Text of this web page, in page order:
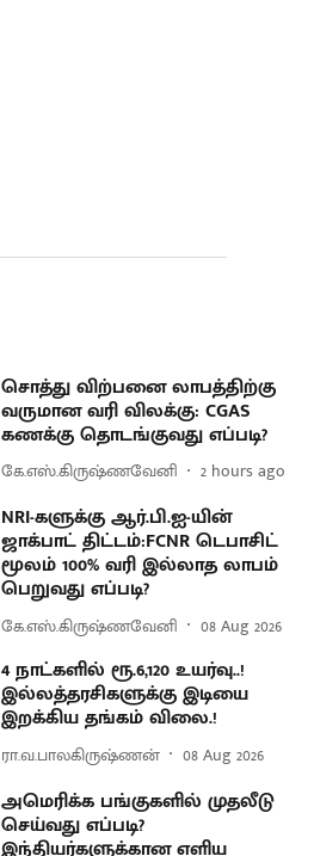
சொத்து விற்பனை லாபத்திற்கு
வருமான வரி விலக்கு: CGAS
கணக்கு தொடங்குவது எப்படி?
கே.எஸ்.கிருஷ்ணவேனி 2 hours ago
NRI-களுக்கு ஆர்.பி.ஐ-யின்
ஜாக்பாட் திட்டம்:FCNR டெபாசிட்
மூலம் 100% வரி இல்லாத லாபம்
பெறுவது எப்படி?
கே.எஸ்.கிருஷ்ணவேனி 08 Aug 2026
4 நாட்களில் ரூ.6,120 உயர்வு..!
இல்லத்தரசிகளுக்கு இடியை
இறக்கிய தங்கம் விலை.!
ரா.வ.பாலகிருஷ்ணன் 08 Aug 2026
அமெரிக்க பங்குகளில் முதலீடு
செய்வது எப்படி?
இந்தியர்களுக்கான எளிய